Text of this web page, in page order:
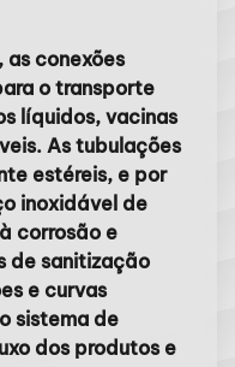
conexões
o transporte
líquidos, vacinas
As tubulações
estéreis, e por
inoxidável de
corrosão e
de sanitização
e curvas
sistema de
dos produtos e